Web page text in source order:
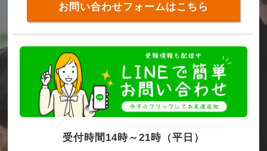
お問い合わせフォームはこちら
受付時間14時～21時（平日）